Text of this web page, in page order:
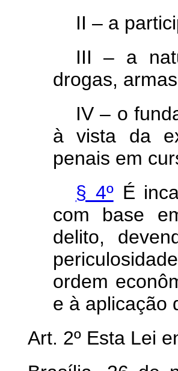
II – a
III – a
drogas,
IV – o
à vista da
penais em
§ 4ºÉ
com base
delito,
ordem
e à aplicação
Art. 2º Esta Lei